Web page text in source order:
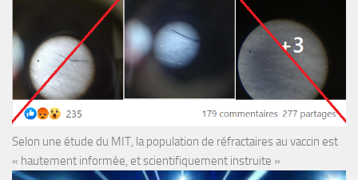
Selon une étude du MIT, la population de réfractaires au vaccin est
« hautement informée, et scientifiquement instruite »